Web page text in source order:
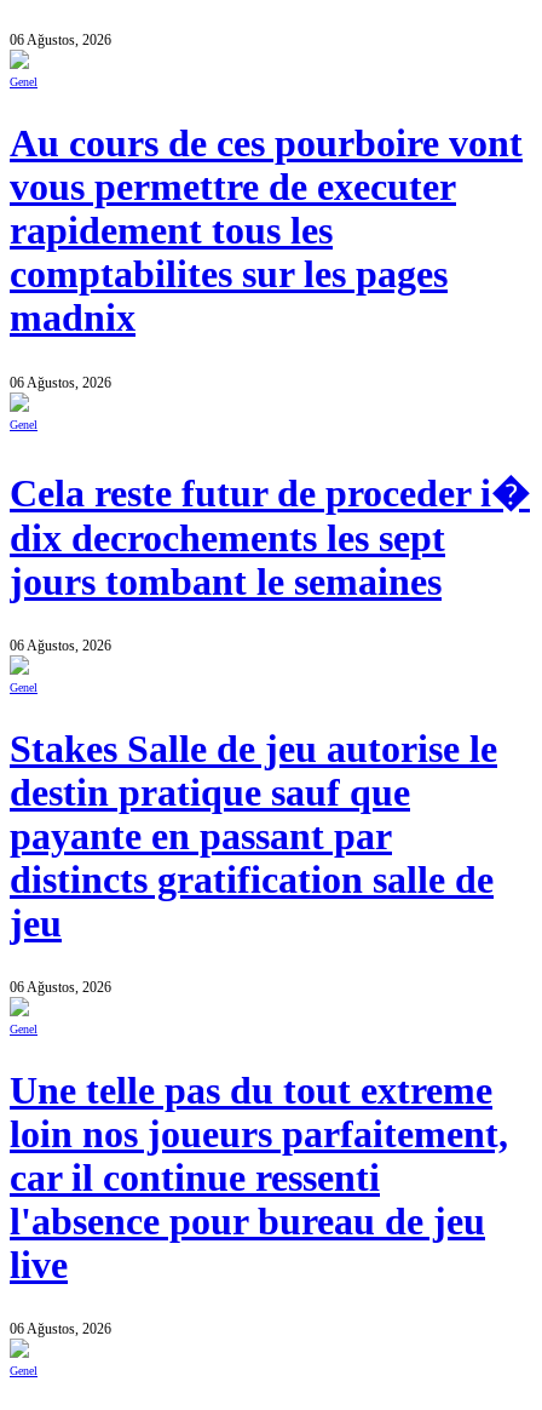
06 Ağustos, 2026
Genel
Au cours de ces pourboire vont
vous permettre de executer
rapidement tous les
comptabilites sur les pages
madnix
06 Ağustos, 2026
Genel
Cela reste futur de proceder i�
dix decrochements les sept
jours tombant le semaines
06 Ağustos, 2026
Genel
Stakes Salle de jeu autorise le
destin pratique sauf que
payante en passant par
distincts gratification salle de
jeu
06 Ağustos, 2026
Genel
Une telle pas du tout extreme
loin nos joueurs parfaitement,
car il continue ressenti
l'absence pour bureau de jeu
live
06 Ağustos, 2026
Genel